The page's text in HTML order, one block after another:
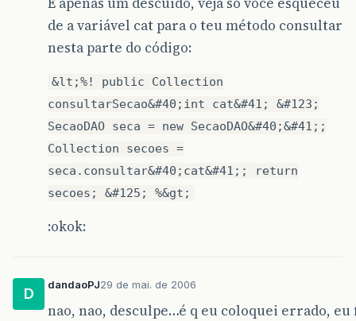
de a variável cat para o teu método consultar
nesta parte do código:
&lt;%! public Collection
consultarSecao&#40;int cat&#41; &#123;
SecaoDAO seca = new SecaoDAO&#40;&#41;;
Collection secoes =
seca.consultar&#40;cat&#41;; return
secoes; &#125; %&gt;
:okok:
D
dandaoPJ29 de mai. de 2006
nao, nao, desculpe…é q eu coloquei errado,